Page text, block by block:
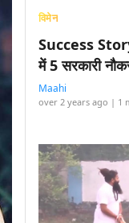
विमेन
Success
में 5 सरकारी
Maahi
over 2 years ago | 1